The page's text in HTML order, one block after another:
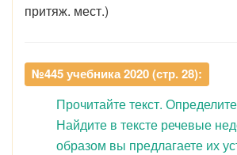
притяж. мест.)
№445 учебника 2020 (стр. 28):
Прочитайте текст.
Найдите в тексте речевые
образом вы предлагаете их